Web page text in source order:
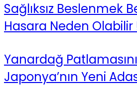
Sağlıksız Beslenmek
Hasara Neden Olabilir
Yanardağ
Japonya’nın Yeni